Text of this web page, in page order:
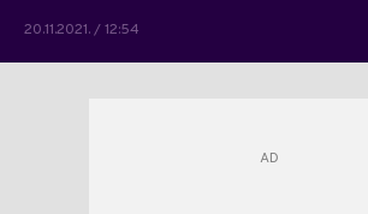
20.11.2021. / 12:54